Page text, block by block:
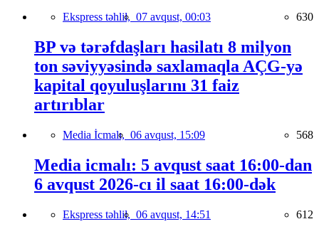
Ekspress təhlil, 07 avqust, 00:03 630
BP və tərəfdaşları hasilatı 8 milyon
ton səviyyəsində saxlamaqla AÇG-yə
kapital qoyuluşlarını 31 faiz
artırıblar
Media İcmalı, 06 avqust, 15:09 568
Media icmalı: 5 avqust saat 16:00-dan
6 avqust 2026-cı il saat 16:00-dək
Ekspress təhlil, 06 avqust, 14:51 612